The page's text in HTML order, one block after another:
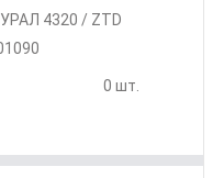
4320 / ZTD
0 шт.